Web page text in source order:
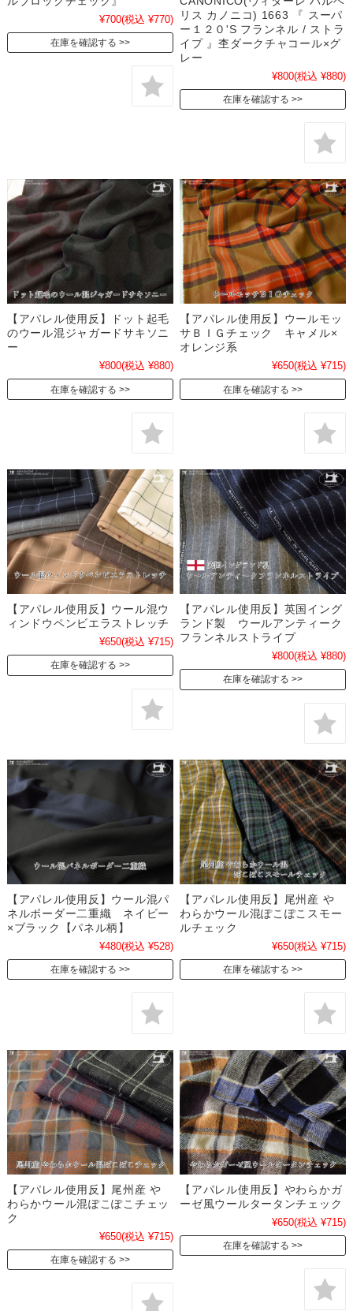
¥700(税込 ¥770)
在庫を確認する
リス カノニコ) 1663 『 スーパ
ー１２０'S フランネル / ストラ
イプ 』杢ダークチャコール×グ
レー
¥800(税込 ¥880)
在庫を確認する
【アパレル使用反】ドット起毛
のウール混ジャガードサキソニ
ー
¥800(税込 ¥880)
在庫を確認する
【アパレル使用反】ウールモッ
サＢＩＧチェック キャメル×
オレンジ系
¥650(税込 ¥715)
在庫を確認する
【アパレル使用反】ウール混ウ
ィンドウペンビエラストレッチ
¥650(税込 ¥715)
在庫を確認する
【アパレル使用反】英国イング
ランド製 ウールアンティーク
フランネルストライプ
¥800(税込 ¥880)
在庫を確認する
【アパレル使用反】ウール混パ
ネルボーダー二重織 ネイビー
×ブラック【パネル柄】
¥480(税込 ¥528)
在庫を確認する
【アパレル使用反】尾州産 や
わらかウール混ぽこぽこスモー
ルチェック
¥650(税込 ¥715)
在庫を確認する
【アパレル使用反】尾州産 や
わらかウール混ぽこぽこチェッ
ク
¥650(税込 ¥715)
在庫を確認する
【アパレル使用反】やわらかガ
ーゼ風ウールタータンチェック
¥650(税込 ¥715)
在庫を確認する